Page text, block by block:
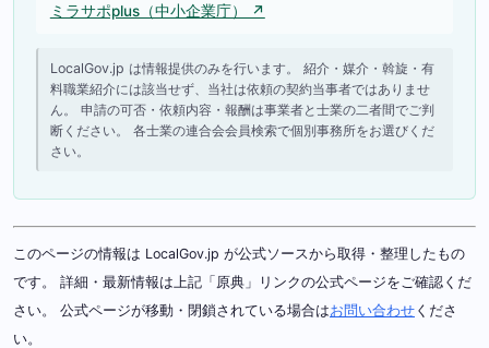
ミラサポplus（中小企業庁） ↗
LocalGov.jp は情報提供のみを行います。 紹介・媒介・斡旋・有
料職業紹介には該当せず、当社は依頼の契約当事者ではありませ
ん。 申請の可否・依頼内容・報酬は事業者と士業の二者間でご判
断ください。 各士業の連合会会員検索で個別事務所をお選びくだ
さい。
このページの情報は LocalGov.jp が公式ソースから取得・整理したもの
です。 詳細・最新情報は上記「原典」リンクの公式ページをご確認くだ
さい。 公式ページが移動・閉鎖されている場合はお問い合わせ くださ
い。